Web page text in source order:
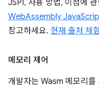
JSPI, 사용 방법, 이점에
WebAssembly
참고하세요. 현재 출처 체
메모리 제어
개발자는 Wasm 메모리